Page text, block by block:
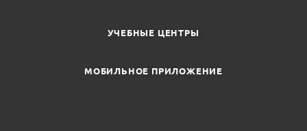
УЧЕБНЫЕ ЦЕНТРЫ
МОБИЛЬНОЕ ПРИЛОЖЕНИЕ